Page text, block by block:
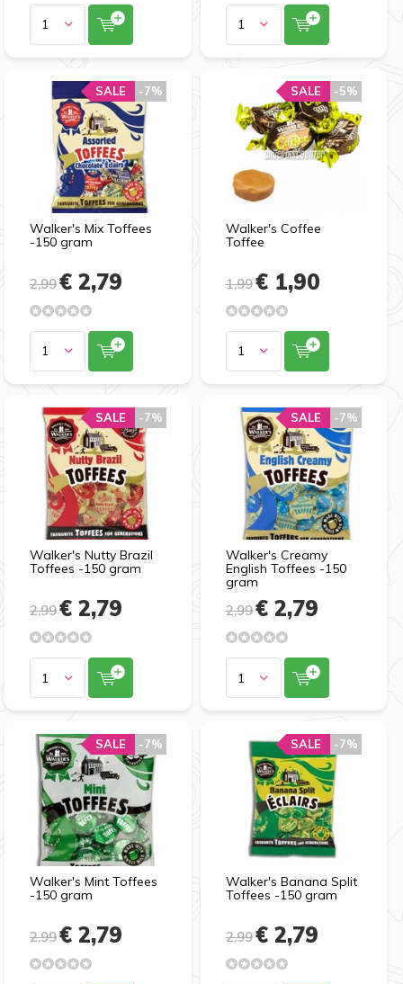
Walker's Mix Toffees
-150 gram
-7%
SALE
2,99€ 2,79
Walker's Coffee
Toffee
-5%
SALE
1,99€ 1,90
Walker's Nutty Brazil
Toffees -150 gram
-7%
SALE
2,99€ 2,79
Walker's Creamy
English Toffees -150
gram
-7%
SALE
2,99€ 2,79
Walker's Mint Toffees
-150 gram
-7%
SALE
2,99€ 2,79
Walker's Banana Split
Toffees -150 gram
-7%
SALE
2,99€ 2,79